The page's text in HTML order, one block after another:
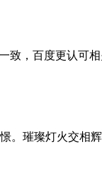
致，百度更认可
。璀璨灯火交相